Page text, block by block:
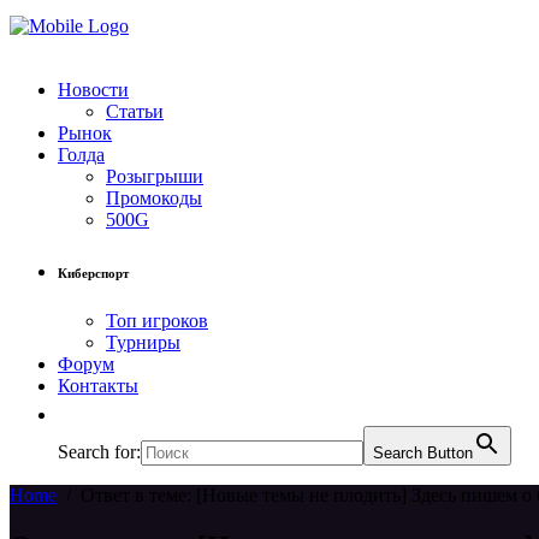
Новости
Статьи
Рынок
Голда
Розыгрыши
Промокоды
500G
Киберспорт
Топ игроков
Турниры
Форум
Контакты
Search for: Search Button
Home Ответ в теме: [Новые темы не плодить] Здесь пишем о